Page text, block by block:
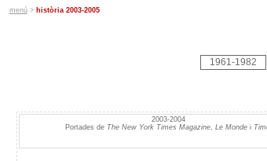
menú> història 2003-2005
1961-1982
2003-2004
Portades de The New York Times Magazine, Le Mondei